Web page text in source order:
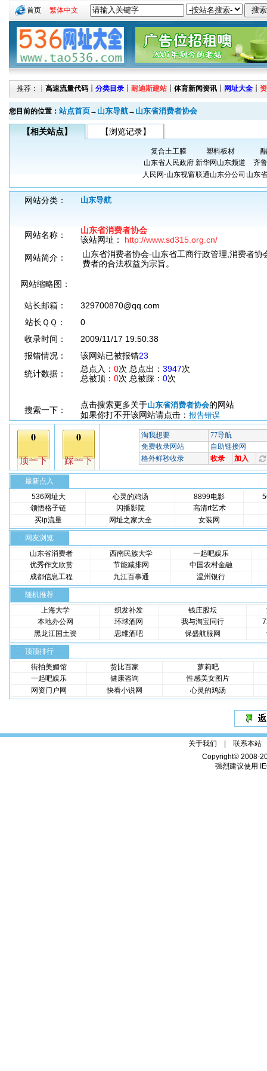
首页 繁体中文
推荐：┊ 高速流量代码 ┊ 分类目录 ┊ 耐迪斯建站 ┊ 体育新闻资讯 ┊ 网址大全 ┊
您目前的位置： 站点首页→ 山东导航→ 山东省消费者协会
【相关站点】 【浏览记录】
复合土工膜 塑料板材
山东省人民政府 新华网山东频道
齐
人民网-山东视窗联通山东分公司 山东
网站分类： 山东导航
网站名称：
山东省消费者协会
该站网址： http://www.sd315.org.cn/
网站简介：
山东省消费者协会-山东省工商行政管理,消费者协
费者的合法权益为宗旨。
网站缩略图：
站长邮箱：
329700870@qq.com
站长ＱＱ：
0
收录时间：
2009/11/17 19:50:38
报错情况：
该网站已被报错23
统计数据：
总点入： 0次 总点出： 3947次
总被顶： 0次 总被踩： 0次
搜索一下：
点击搜索更多关于山东省消费者协会的网站
如果你打不开该网站请点击： 报告错误
最新点入
536网址大
心灵的鸡汤 8899电影
领悟格子链
闪播影院
高清rt艺术
买ip流量
网址之家大全 女装网
网友浏览
山东省消费者
西南民族大学
一起吧娱乐
优秀作文欣赏
节能减排网
中国农村金融
成都信息工程
九江百事通 温州银行
随机推荐
上海大学
织发补发 钱庄股坛
本地办公网
环球酒网 我与淘宝同行
黑龙江国土资
思维酒吧 保盛航服网
顶顶排行
街拍美媚馆
货比百家
萝莉吧
一起吧娱乐
健康咨询
性感美女图片
网资门户网
快看小说网 心灵的鸡汤
关于我们 | 联系本站
Copyright© 2008-
强烈建议使用